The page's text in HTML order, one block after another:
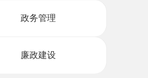
政务管理
廉政建设